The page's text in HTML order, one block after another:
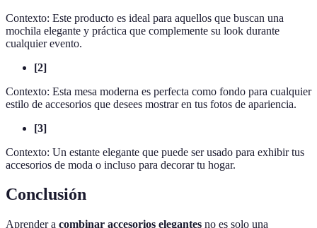
Contexto: Este producto es ideal para aquellos que buscan una
mochila elegante y práctica que complemente su look durante
cualquier evento.
[2]
Contexto: Esta mesa moderna es perfecta como fondo para cualquier
estilo de accesorios que desees mostrar en tus fotos de apariencia.
[3]
Contexto: Un estante elegante que puede ser usado para exhibir tus
accesorios de moda o incluso para decorar tu hogar.
Conclusión
Aprender a combinar accesorios elegantes no es solo una